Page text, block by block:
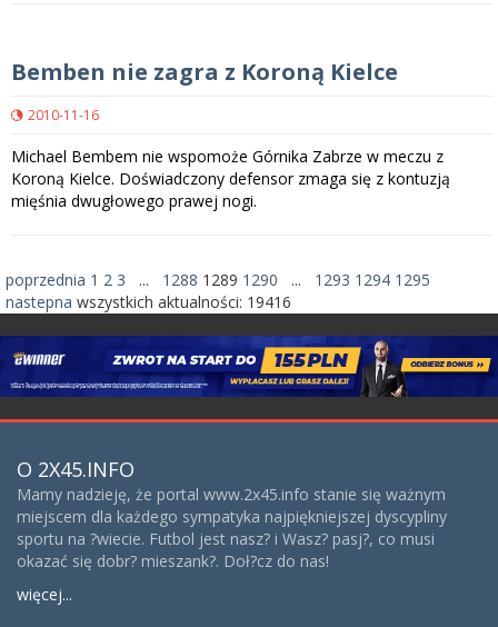
Bemben nie zagra z Koroną Kielce
2010-11-16
Michael Bembem nie wspomoże Górnika Zabrze w meczu z
Koroną Kielce. Doświadczony defensor zmaga się z kontuzją
mięśnia dwugłowego prawej nogi.
poprzednia 1 2 3 ... 1288 1289 1290 ... 1293 1294 1295
nastepna wszystkich aktualności: 19416
O 2X45.INFO
Mamy nadzieję, że portal www.2x45.info stanie się ważnym
miejscem dla każdego sympatyka najpiękniejszej dyscypliny
sportu na ?wiecie. Futbol jest nasz? i Wasz? pasj?, co musi
okazać się dobr? mieszank?. Doł?cz do nas!
więcej...